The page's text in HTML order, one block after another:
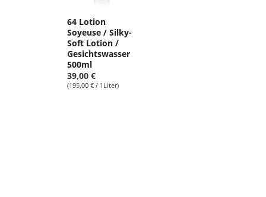
64 Lotion
Soyeuse / Silky-
Soft Lotion /
Gesichtswasser
500ml
39,00 €
(195,00 € / 1Liter)